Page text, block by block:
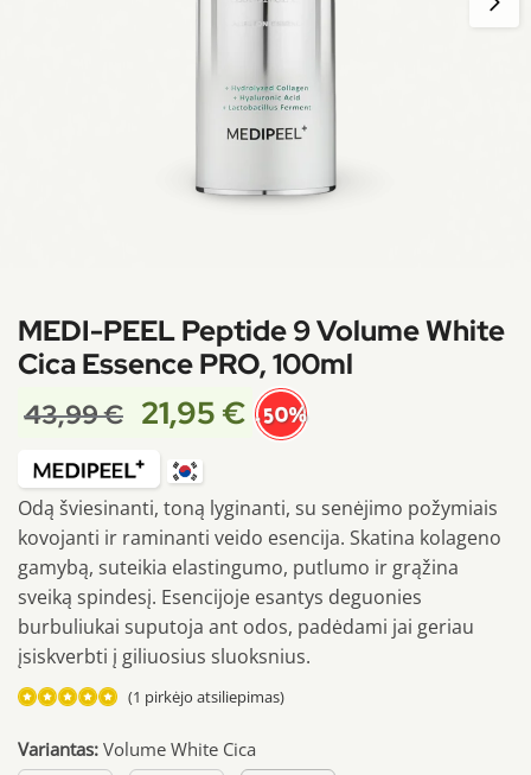
MEDI-PEEL Peptide 9 Volume White
Cica Essence PRO, 100ml
43,99€ 21,95 € -50%
Odą šviesinanti, toną lyginanti, su senėjimo požymiais
kovojanti ir raminanti veido esencija. Skatina kolageno
gamybą, suteikia elastingumo, putlumo ir grąžina
sveiką spindesį. Esencijoje esantys deguonies
burbuliukai suputoja ant odos, padėdami jai geriau
įsiskverbti į giliuosius sluoksnius.
5.00iš 5
(1 pirkėjo atsiliepimas)
Variantas: Volume White Cica